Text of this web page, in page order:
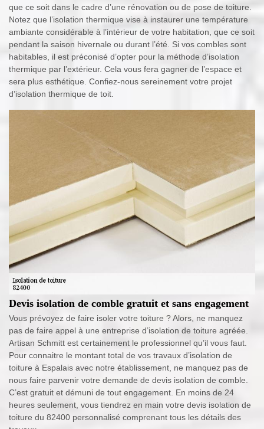
que ce soit dans le cadre d’une rénovation ou de pose de toiture.
Notez que l’isolation thermique vise à instaurer une température
ambiante considérable à l’intérieur de votre habitation, que ce soit
pendant la saison hivernale ou durant l’été. Si vos combles sont
habitables, il est préconisé d’opter pour la méthode d’isolation
thermique par l’extérieur. Cela vous fera gagner de l’espace et
sera plus esthétique. Confiez-nous sereinement votre projet
d’isolation thermique de toit.
Devis isolation de comble gratuit et sans engagement
Vous prévoyez de faire isoler votre toiture ? Alors, ne manquez
pas de faire appel à une entreprise d’isolation de toiture agréée.
Artisan Schmitt est certainement le professionnel qu’il vous faut.
Pour connaitre le montant total de vos travaux d’isolation de
toiture à Espalais avec notre établissement, ne manquez pas de
nous faire parvenir votre demande de devis isolation de comble.
C’est gratuit et démuni de tout engagement. En moins de 24
heures seulement, vous tiendrez en main votre devis isolation de
toiture du 82400 personnalisé comprenant tous les détails des